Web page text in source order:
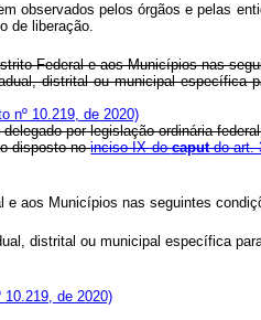
observados pelos órgãos e pelas
de liberação.
Federal e aos Municípios nas
distrital ou municipal
nº 10.219, de 2020)
delegado por legislação ordinária
disposto noinciso IX docaputdo art.
e aos Municípios nas seguintes
distrital ou municipal
10.219, de 2020)